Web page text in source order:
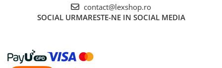
Board games
Alte RPG
contact@lexshop.ro
SOCIAL URMARESTE-NE IN SOCIAL MEDIA